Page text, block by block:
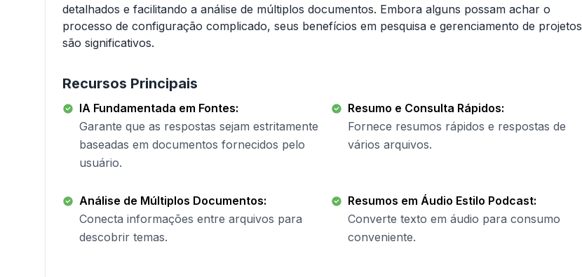
detalhados e facilitando a análise de múltiplos documentos. Embora alguns possam achar o
processo de configuração complicado, seus benefícios em pesquisa e gerenciamento de projetos
são significativos.
Recursos Principais
IA Fundamentada em Fontes:
Garante que as respostas sejam estritamente
baseadas em documentos fornecidos pelo
usuário.
Resumo e Consulta Rápidos:
Fornece resumos rápidos e respostas de
vários arquivos.
Análise de Múltiplos Documentos:
Conecta informações entre arquivos para
descobrir temas.
Resumos em Áudio Estilo Podcast:
Converte texto em áudio para consumo
conveniente.